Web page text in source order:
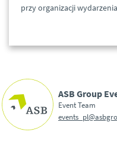
przy organizacji
ASB Group
Event Team